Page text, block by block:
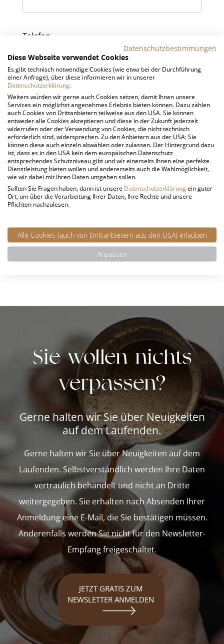
Telefon
Bemerkung
*Ich stimme zu, dass meine oben genannten
personenbezogenen Daten zum Zweck der Bearbeitung und
Verwaltung der Anfrage gespeichert und verarbeitet werden.
Ich stimme zu, dass meine oben genannten personenbezogenen
Daten zum Zweck der Zusendung von regelmäßigen
Ich stimme zu, dass meine oben genannten personenbezogenen
Daten zum Zweck der Zusendung von Werbematerial und
Sie wollen nichts
verpassen?
Gerne halten wir Sie über Neuigkeiten
auf dem Laufenden.
Gerne halten wir Sie über Neuigkeiten auf dem
Laufenden. Selbstverständlich werden Ihre Daten
vertraulich behandelt und nicht an Dritte
weitergegeben. Sie erhalten nach Absenden Ihrer
Anmeldung eine E-Mail, die Sie bestätigen müssen.
Anderenfalls werden Sie nicht für den Newsletter-
Empfang freigeschaltet.
JETZT GRATIS ZUM
NEWSLETTER ANMELDEN
Datenschutzbestimmungen
Diese Webseite verwendet Cookies
Es gibt technisch notwendige Cookies (wie etwa bei der Durchführung
einer Anfrage), über diese informieren wir in unserer
Datenschutzerklärung.
Weiters würden wir gerne auch Cookies setzen, damit Ihnen unsere
Services ein möglichst angenehmes Erlebnis bieten können. Dazu zählen
auch Cookies von Drittanbietern teilweise aus den USA. Sie können
entweder alle Cookies akzeptieren und diese in der Zukunft jederzeit
widerrufen oder der Verwendung von Cookies, die nicht technisch
erforderlich sind, widersprechen. Zu den Anbietern aus der USA: Sie
können diese auch einzeln abwählen oder zulassen. Der Hintergrund dazu
ist, dass es in den USA kein dem europäischen Datenschutz
entsprechendes Schutzniveau gibt und wir einerseits Ihnen eine perfekte
Dienstleistung bieten wollen und andererseits auch die Wahlmöglichkeit,
wie wir dabei mit Ihren Daten umgehen sollen.
Sollten Sie Fragen haben, dann ist unsere Datenschutzerklärungein guter
Ort, um über die Verarbeitung Ihrer Daten, Ihre Rechte und unsere
Pflichten nachzulesen.
Alle Cookies (auch von Drittanbietern aus den USA) erlauben
Anpassen